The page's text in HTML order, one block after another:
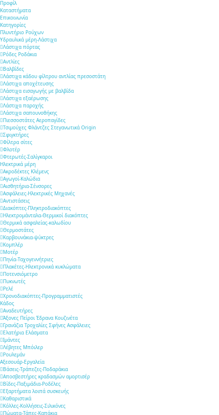
Προφίλ
Καταστήματα
Επικοινωνία
Κατηγορίες
Πλυντήριο Ρούχων
Υδραυλικά μέρη-Λάστιχα
Λάστιχα πόρτας
Ρόδες Ροδάκια
Αντλίες
Βαλβίδες
Λάστιχα κάδου φίλτρου αντλίας πρεσοστάτη
Λάστιχα αποχέτευσης
Λάστιχα εισαγωγής με βαλβίδα
Λάστιχα εξαέρωσης
Λάστιχα παροχής
Λάστιχα σαπουνοθήκης
Πιεσσοστάτες Αεροπαγίδες
Τσιμούχες Φλάντζες Στεγανωτικά Origin
Σφιγκτήρες
Φίλτρα σίτες
Φλοτέρ
Φτερωτές-Σαλίγκαροι
Ηλεκτρικά μέρη
Ακροδέκτες Κλέμενς
Αγωγοί-Καλώδια
Αισθητήρια-Σένσορες
Ασφάλειες-Ηλεκτρικές Μηχανές
Αντιστάσεις
Διακόπτες-Πληκτροδιακόπτες
Ηλεκτρομάνταλα-Θερμικοί διακόπτες
Θερμικά ασφαλείας-καλωδίου
Θερμοστάτες
Καρβουνάκια-ψύκτρες
Κομπλέρ
Μοτέρ
Πηνία-Ταχογεννήτριες
Πλακέτες-Ηλεκτρονικά κυκλώματα
Ποτενσιόμετρο
Πυκνωτές
Ρελέ
Χρονοδιακόπτες-Προγραμματιστές
Κάδος
Αναδευτήρες
Άξονες Πείροι Έδρανα Κουζινέτα
Γρανάζια Τροχαλίες Σφήνες Ασφάλειες
Ελατήρια Ελάσματα
Ιμάντες
Λέβητες Μπόιλερ
Ρουλεμάν
Αξεσουάρ-Εργαλεία
Βάσεις-Τράπεζες-Ποδαράκια
Αποσβεστήρες κραδασμών αμορτισέρ
Βίδες-Παξιμάδια-Ροδέλες
Εξαρτήματα λοιπά συσκευής
Καθαριστικά
Κόλλες-Κολλήσεις-Σιλικόνες
Πώματα-Τάπες-Καπάκια